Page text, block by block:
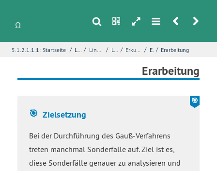
s n h m r u
5.1.2.1.1.1: Startseite / Lineare Algebra / Lineare Gleichungssysteme - Kurzfassung / Lösungsmengen / Erkundung - Sonderfälle beim Gauß-Verfahren / Einstieg/ Erarbeitung
Erarbeitung
Zielsetzung
Bei der Durchführung des Gauß-Verfahrens
treten manchmal Sonderfälle auf. Ziel ist es,
diese Sonderfälle genauer zu analysieren und
*